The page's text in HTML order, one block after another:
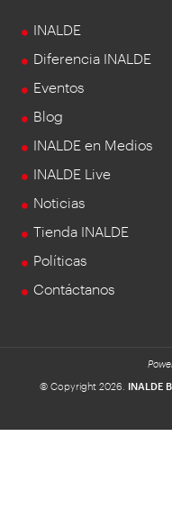
INALDE
Diferencia INALDE
Eventos
Blog
INALDE en Medios
INALDE Live
Noticias
Tienda INALDE
Políticas
Contáctanos
© Copyright 2026.
INALDE